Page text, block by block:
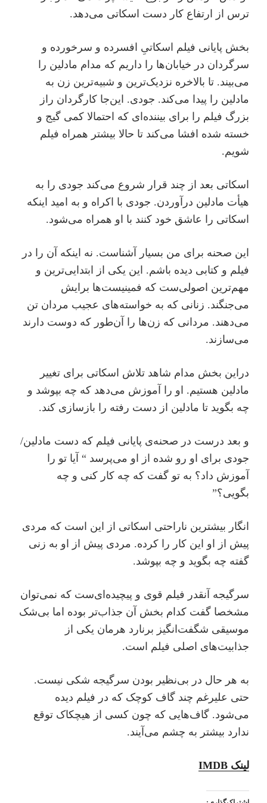
ترس از ارتفاع کار دست اسکاتی می‌دهد.
بخش پایانی فیلم اسکاتیِ افسرده و سرخورده و
سرگردان در خیابان‌ها را داریم که مدام مادلین را
می‌بیند. تا بالاخره نزدیک‌ترین و شبیه‌ترین زن به
مادلین را پیدا می‌کند. جودی. این‌جا کارگردان راز
بزرگ فیلم را برای بیننده‌ای که احتمالا کمی گیج و
خسته شده افشا می‌کند تا حالا بیشتر همراه فیلم
شویم.
اسکاتی بعد از چند قرار شروع می‌کند جودی را به
هیأت مادلین درآوردن. جودی با اکراه و به امید اینکه
اسکاتی را عاشق خود کنند با او همراه می‌شود.
این صحنه برای من بسیار آشناست. نه اینکه آن را در
فیلم و کتابی دیده باشم. این یکی از ابتدایی‌ترین و
مهم‌ترین اصولی‌ست که فمینیست‌ها برایش
می‌جنگند. زنانی که به خواسته‌های عجیب مردان تن
می‌دهند. مردانی که زن‌ها را آن‌طور که دوست دارند
می‌سازند.
دراین بخش مدام شاهد تلاش اسکاتی برای تغییر
مادلین هستیم. او را آموزش می‌دهد که چه بپوشد و
چه بگوید تا مادلین از دست رفته را بازسازی کند.
و بعد درست در صحنه‌ی پایانی فیلم که دست مادلین/
جودی برای او رو شده از او می‌پرسد “ آیا تو را
آموزش داد؟ به تو گفت که چه کار کنی و چه
بگویی؟”
انگار بیشترین ناراحتی اسکاتی از این است که مردی
پیش از او این کار را کرده. مردی پیش از او به زنی
گفته چه بگوید و چه بپوشد.
سرگیجه آنقدر فیلم قوی و پیچیده‌ای‌ست که نمی‌توان
مشخصا گفت کدام بخش آن جذاب‌تر بوده اما بی‌شک
موسیقی شگفت‌انگیز برنارد هرمان یکی از
جذابیت‌های اصلی فیلم است.
به هر حال در بی‌نظیر بودن سرگیجه شکی نیست.
حتی علیرغم چند گاف کوچک که در فیلم دیده
می‌شود. گاف‌هایی که چون کسی از هیچکاک توقع
ندارد بیشتر به چشم می‌آیند.
لینک ‌‌IMDB